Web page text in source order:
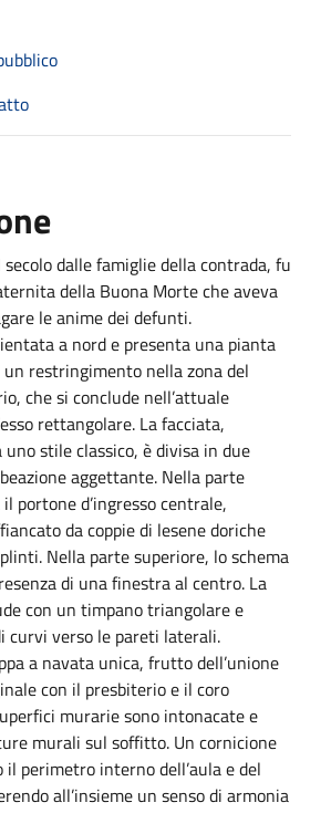
secolo dalle famiglie della contrada, fu
della Buona Morte che aveva
le anime dei defunti.
a nord e presenta una pianta
restringimento nella zona del
che si conclude nell’attuale
rettangolare. La facciata,
stile classico, è divisa in due
aggettante. Nella parte
portone d’ingresso centrale,
da coppie di lesene doriche
Nella parte superiore, lo schema
di una finestra al centro. La
con un timpano triangolare e
curvi verso le pareti laterali.
a navata unica, frutto dell’unione
con il presbiterio e il coro
murarie sono intonacate e
murali sul soffitto. Un cornicione
perimetro interno dell’aula e del
all’insieme un senso di armonia